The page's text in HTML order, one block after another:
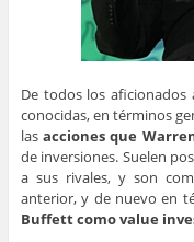
De todos los aficionados
conocidas, en términos
lasacciones que
de inversiones. Suelen
a sus rivales, y son
anterior, y de nuevo en
Buffett como value